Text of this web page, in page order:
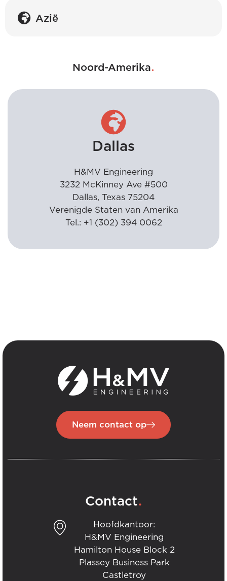
Azië
Noord-Amerika.
Dallas
H&MV Engineering
3232 McKinney Ave #500
Dallas, Texas 75204
Verenigde Staten van Amerika
Tel.: +1 (302) 394 0062
Neem contact op
Contact.
Hoofdkantoor:
H&MV Engineering
Hamilton House Block 2
Plassey Business Park
Castletroy